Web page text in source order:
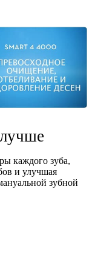
каждого зуба,
и улучшая
зубной